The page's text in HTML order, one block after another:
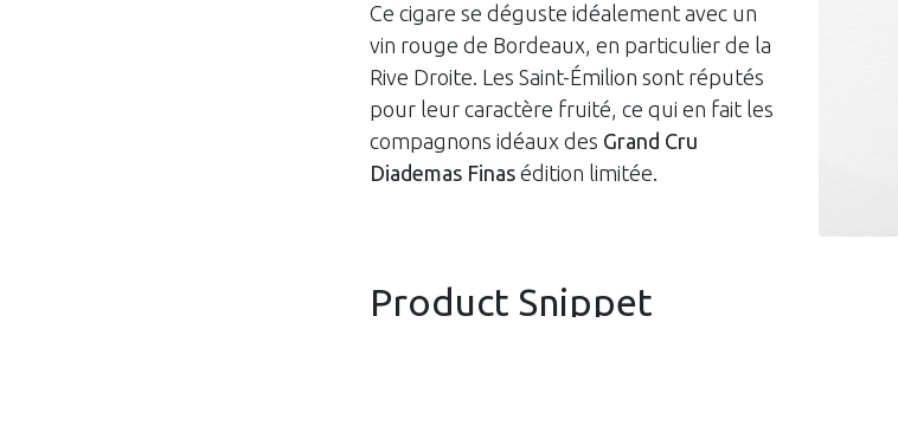
Ce cigare se déguste idéalement avec un
vin rouge de Bordeaux, en particulier de la
Rive Droite. Les Saint-Émilion sont réputés
pour leur caractère fruité, ce qui en fait les
compagnons idéaux des Grand Cru
Diademas Finas édition limitée.
Product Snippet